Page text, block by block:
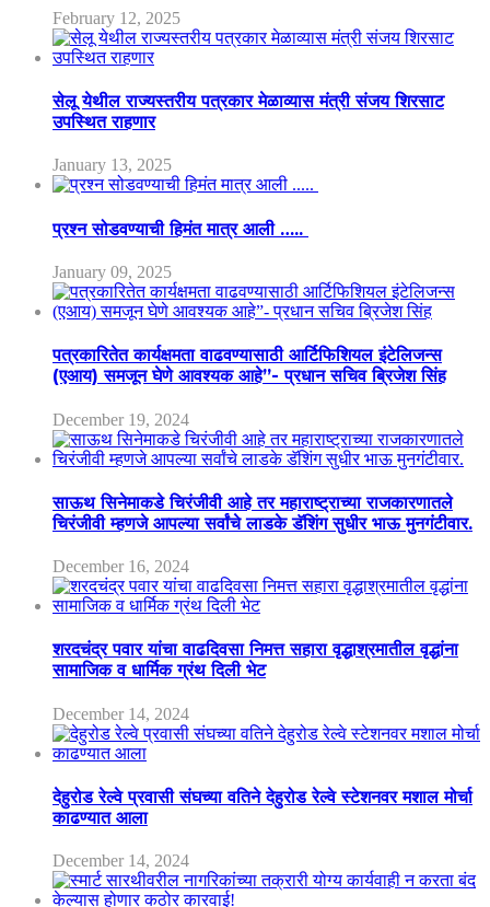
February 12, 2025
सेलू येथील राज्यस्तरीय पत्रकार मेळाव्यास मंत्री संजय शिरसाट
उपस्थित राहणार
January 13, 2025
प्रश्न सोडवण्याची हिमंत मात्र आली …..
January 09, 2025
पत्रकारितेत कार्यक्षमता वाढवण्यासाठी आर्टिफिशियल इंटेलिजन्स
(एआय) समजून घेणे आवश्यक आहे”- प्रधान सचिव ब्रिजेश सिंह
December 19, 2024
साऊथ सिनेमाकडे चिरंजीवी आहे तर महाराष्ट्राच्या राजकारणातले
चिरंजीवी म्हणजे आपल्या सर्वांचे लाडके डॅशिंग सुधीर भाऊ मुनगंटीवार.
December 16, 2024
शरदचंद्र पवार यांचा वाढदिवसा निमत्त सहारा वृद्धाश्रमातील वृद्धांना
सामाजिक व धार्मिक ग्रंथ दिली भेट
December 14, 2024
देहुरोड रेल्वे प्रवासी संघच्या वतिने देहुरोड रेल्वे स्टेशनवर मशाल मोर्चा
काढण्यात आला
December 14, 2024